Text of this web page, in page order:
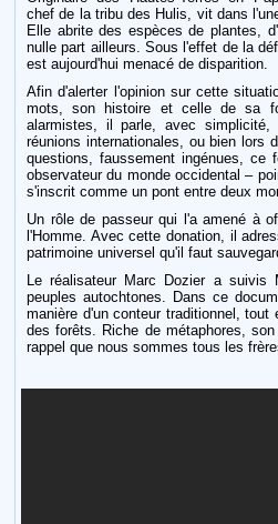
chef de la tribu des Hulis, vit dans
Elle abrite des espèces de plantes,
nulle part ailleurs. Sous l'effet de la
est aujourd'hui menacé de disparition.
Afin d'alerter l'opinion sur cette
mots, son histoire et celle de sa
alarmistes, il parle, avec
réunions internationales, ou bien lors
questions, faussement ingénues, ce
observateur du monde occidental –
s'inscrit comme un pont entre deux
Un rôle de passeur qui l'a amené à
l'Homme. Avec cette donation, il
patrimoine universel qu'il faut
Le réalisateur Marc Dozier a suivis
peuples autochtones. Dans ce
manière d'un conteur traditionnel,
des forêts. Riche de métaphores,
rappel que nous sommes tous les